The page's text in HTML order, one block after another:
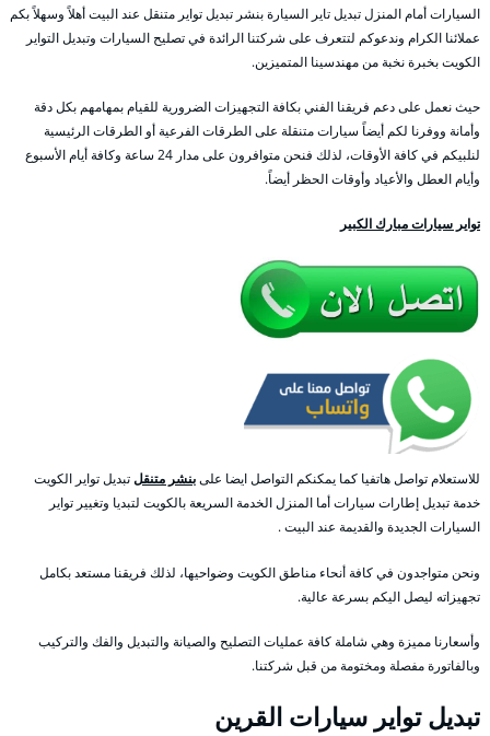
السيارات أمام المنزل تبديل تاير السيارة بنشر تبديل تواير متنقل عند البيت أهلاً وسهلاً بكم
عملائنا الكرام وندعوكم لتتعرف على شركتنا الرائدة في تصليح السيارات وتبديل التواير
الكويت بخبرة نخبة من مهندسينا المتميزين.
حيث نعمل على دعم فريقنا الفني بكافة التجهيزات الضرورية للقيام بمهامهم بكل دقة
وأمانة ووفرنا لكم أيضاً سيارات متنقلة على الطرقات الفرعية أو الطرقات الرئيسية
لنلبيكم في كافة الأوقات، لذلك فنحن متوافرون على مدار 24 ساعة وكافة أيام الأسبوع
وأيام العطل والأعياد وأوقات الحظر أيضاً.
تواير سيارات مبارك الكبير
للاستعلام تواصل هاتفيا كما يمكنكم التواصل ايضا علىبنشر متنقلتبديل تواير الكويت
خدمة تبديل إطارات سيارات أما المنزل الخدمة السريعة بالكويت لتبديا وتغيير تواير
السيارات الجديدة والقديمة عند البيت .
ونحن متواجدون في كافة أنحاء مناطق الكويت وضواحيها، لذلك فريقنا مستعد بكامل
تجهيزاته ليصل اليكم بسرعة عالية.
وأسعارنا مميزة وهي شاملة كافة عمليات التصليح والصيانة والتبديل والفك والتركيب
وبالفاتورة مفصلة ومختومة من قبل شركتنا.
تبديل تواير سيارات القرين